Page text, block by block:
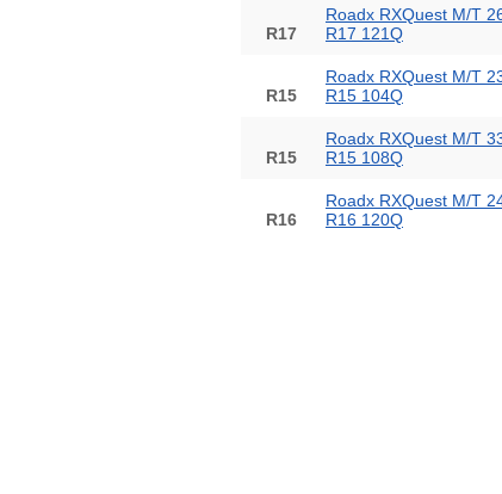
R17
Roadx RXQuest M/T
R17 121Q
R15
Roadx RXQuest M/T
R15 104Q
R15
Roadx RXQuest M/T
R15 108Q
R16
Roadx RXQuest M/T
R16 120Q